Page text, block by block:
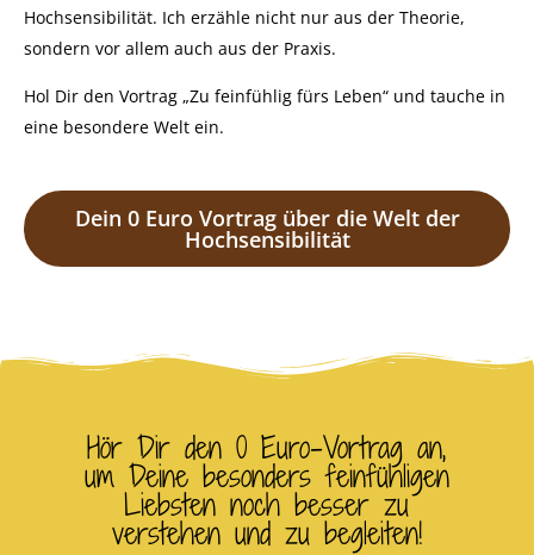
Hochsensibilität. Ich erzähle nicht nur aus der Theorie,
sondern vor allem auch aus der Praxis.
Hol Dir den Vortrag „Zu feinfühlig fürs Leben“ und tauche in
eine besondere Welt ein.
Dein 0 Euro Vortrag über die Welt der
Hochsensibilität
Hör Dir den 0 Euro-Vortrag an,
um Deine besonders feinfühligen
Liebsten noch besser zu
verstehen und zu begleiten!